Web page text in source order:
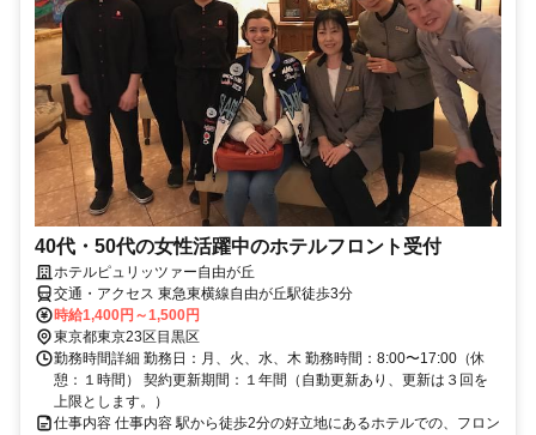
40代・50代の女性活躍中のホテルフロント受付
ホテルピュリッツァー自由が丘
交通・アクセス 東急東横線自由が丘駅徒歩3分
時給1,400円～1,500円
東京都東京23区目黒区
勤務時間詳細 勤務日：月、火、水、木 勤務時間：8:00〜17:00（休
憩：１時間） 契約更新期間：１年間（自動更新あり、更新は３回を
上限とします。）
仕事内容 仕事内容 駅から徒歩2分の好立地にあるホテルでの、フロン